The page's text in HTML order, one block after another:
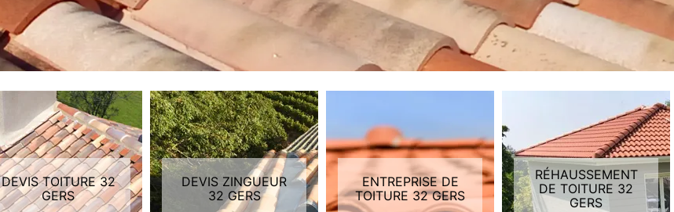
DEVIS TOITURE 32
GERS
DEVIS ZINGUEUR
32 GERS
ENTREPRISE DE
TOITURE 32 GERS
RÉHAUSSEMENT
DE TOITURE 32
GERS